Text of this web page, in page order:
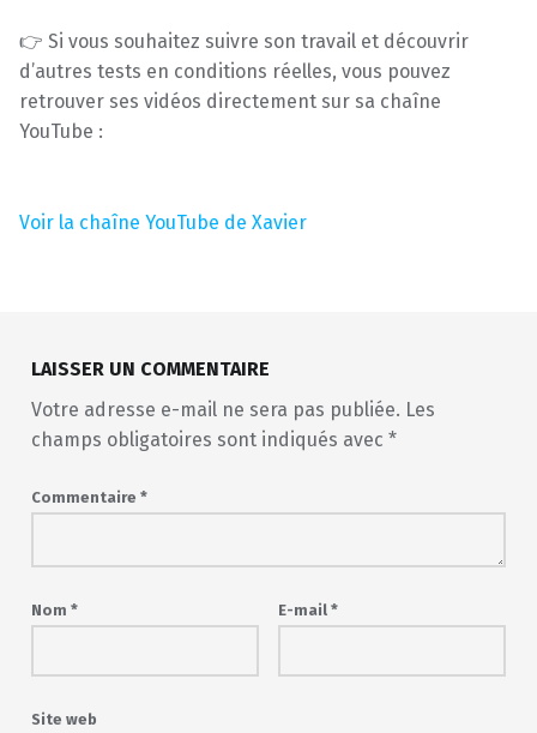
👉 Si vous souhaitez suivre son travail et découvrir
d’autres tests en conditions réelles, vous pouvez
retrouver ses vidéos directement sur sa chaîne
YouTube :
Voir la chaîne YouTube de Xavier
LAISSER UN COMMENTAIRE
Votre adresse e-mail ne sera pas publiée. Les
champs obligatoires sont indiqués avec *
Commentaire *
Nom * E-mail *
Site web